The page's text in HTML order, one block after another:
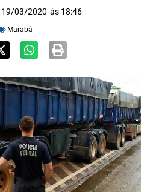
19/03/2020 às 18:46
Marabá